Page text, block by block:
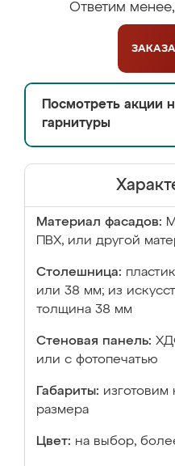
Ответим
Посмотреть акции
гарнитуры
Материал фасадов:
ПВХ, или другой
Столешница:
или 38 мм; из
толщина 38 мм
Стеновая панель:
или с фотопечатью
Габариты:
размера
Цвет: на выбор,